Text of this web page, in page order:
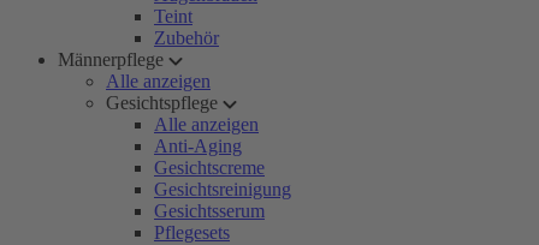
Teint
Zubehör
Männerpflege
Alle anzeigen
Gesichtspflege
Alle anzeigen
Anti-Aging
Gesichtscreme
Gesichtsreinigung
Gesichtsserum
Pflegesets